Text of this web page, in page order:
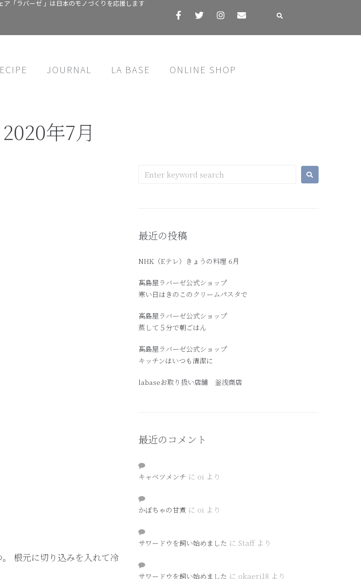
ア「ラバーゼ 」は日本のモノづくりを応援します
JOURNAL LA BASE ONLINE SHOP
2020年7月
根元に切り込みを入れて冷
最近の投稿
NHK（Eテレ）きょうの料理 6月
髙島屋ラバーゼ公式ショップ
寒い日はきのこのクリームパスタで
高島屋ラバーゼ公式ショップ
蒸して５分で朝ごはん
髙島屋ラバーゼ公式ショップ
キッチンはいつも清潔に
labaseお取り扱い店舗 釡浅商店
最近のコメント
キャベツメンチ に oi より
かぼちゃの甘煮 に oi より
サワードウを飼い始めました に Staffより
サワードウを飼い始めました に okaeri18 より